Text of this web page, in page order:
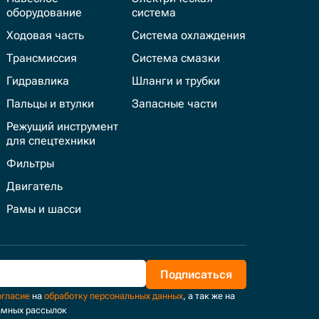
оборудование
Ходовая часть
Трансмиссия
Гидравлика
Пальцы и втулки
Режущий инструмент
для спецтехники
Фильтры
Двигатель
Рамы и шасси
система
Система охлаждения
Система смазки
Шланги и трубки
Запасные части
Подписаться
на обработку персональных данных, а так же на
рассылок